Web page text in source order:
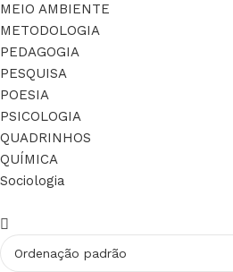
MEIO AMBIENTE
METODOLOGIA
PEDAGOGIA
PESQUISA
POESIA
PSICOLOGIA
QUADRINHOS
QUÍMICA
Sociologia